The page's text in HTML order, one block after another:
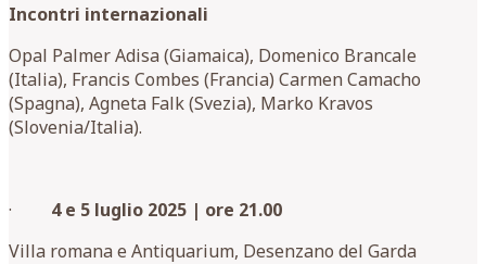
Incontri internazionali
Opal Palmer Adisa (Giamaica), Domenico Brancale
(Italia), Francis Combes (Francia) Carmen Camacho
(Spagna), Agneta Falk (Svezia), Marko Kravos
(Slovenia/Italia).
· 4 e 5 luglio 2025 | ore 21.00
Villa romana e Antiquarium, Desenzano del Garda